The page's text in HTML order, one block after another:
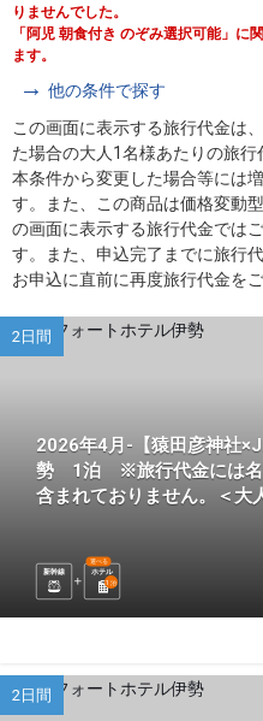
りませんでした。
「阿児 朝食付き のぞみ選択可能」に
ます。
他の条件で探す
この画面に表示する旅行代金は
た場合の大人1名様あたりの旅
本条件から変更した場合等には
す。また、この商品は価格変動
の画面に表示する旅行代金では
す。また、申込完了までに旅行
お申込に直前に再度旅行代金を
2日間
2026年4月-【猿田彦神社
勢 1泊 ※旅行代金には名
含まれておりません。＜大
新幹線 ホテル
選べる
1 泊
2日間